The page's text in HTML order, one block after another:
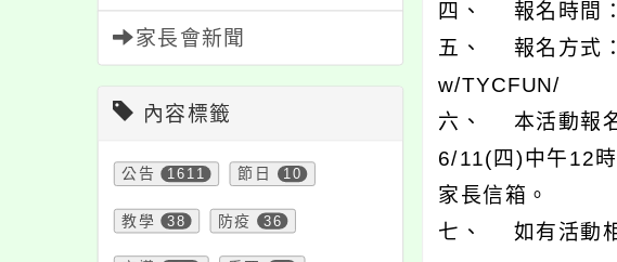
家長會新聞
內容標籤
公告 1611 節日 10
教學 38 防疫 36
四、 報名時間：
五、 報名方式
w/TYCFUN/
六、 本活動報名
6/11(四)中午12
家長信箱。
七、 如有活動相